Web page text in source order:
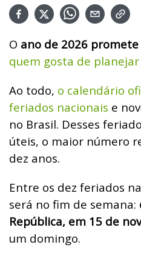
O ano de 2026
quem gosta de planejar
Ao todo, o calendário
feriados nacionais e
no Brasil. Desses
úteis, o maior número
dez anos.
Entre os dez feriados
será no fim de semana:
República, em 15 de
um domingo.